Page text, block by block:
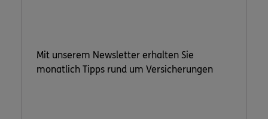
Mit unserem Newsletter erhalten Sie
monatlich Tipps rund um Versicherungen